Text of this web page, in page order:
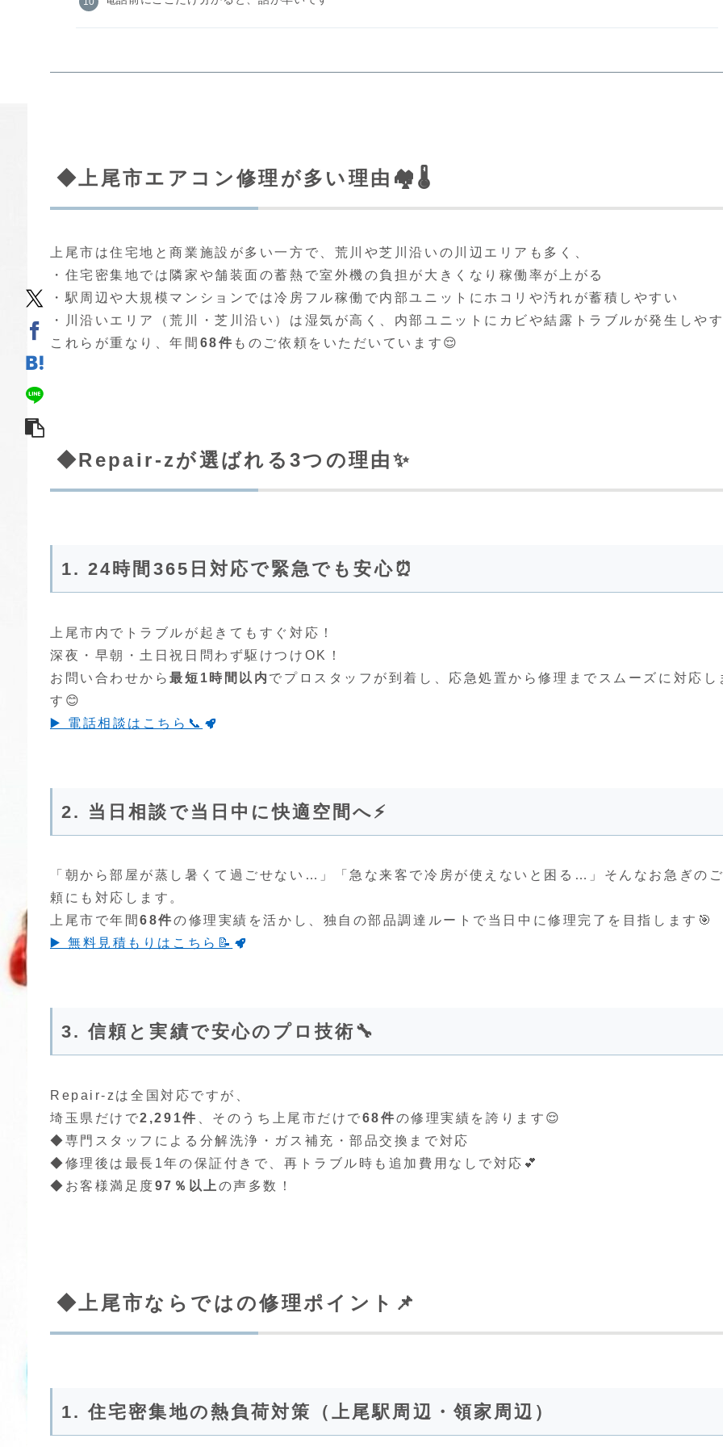
◆上尾市エアコン修理が多い理由🏘️🌡️
上尾市は住宅地と商業施設が多い一方で、荒川や芝川沿いの川辺エリアも多く、
・住宅密集地では隣家や舗装面の蓄熱で室外機の負担が大きくなり稼働率が上がる
・駅周辺や大規模マンションでは冷房フル稼働で内部ユニットにホコリや汚れが蓄積しやすい
・川沿いエリア（荒川・芝川沿い）は湿気が高く、内部ユニットにカビや結露トラブルが発生しや
これらが重なり、年間 68件 ものご依頼をいただいています😌
◆Repair-zが選ばれる3つの理由✨
1. 24時間365日対応で緊急でも安心⏰
上尾市内でトラブルが起きてもすぐ対応！
深夜・早朝・土日祝日問わず駆けつけOK！
お問い合わせから最短1時間以内 でプロスタッフが到着し、応急処置から修理までスムーズに対応し
す😊
▶️ 電話相談はこちら📞
2. 当日相談で当日中に快適空間へ⚡️
「朝から部屋が蒸し暑くて過ごせない…」「急な来客で冷房が使えないと困る…」そんなお急ぎの
頼にも対応します。
上尾市で年間68件の修理実績を活かし、独自の部品調達ルートで当日中に修理完了を目指します🎯
▶️ 無料見積もりはこちら📝
3. 信頼と実績で安心のプロ技術🔧
Repair-zは全国対応ですが、
埼玉県だけで2,291件 、そのうち上尾市だけで68件の修理実績を誇ります😌
◆専門スタッフによる分解洗浄・ガス補充・部品交換まで対応
◆修理後は最長1年の保証付きで、再トラブル時も追加費用なしで対応💕
◆お客様満足度97％以上 の声多数！
◆上尾市ならではの修理ポイント📌
1. 住宅密集地の熱負荷対策（上尾駅周辺・領家周辺）